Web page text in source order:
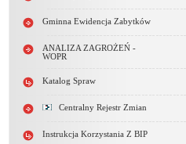
Gminna Ewidencja Zabytków
ANALIZA ZAGROŻEŃ -
WOPR
Katalog Spraw
Centralny Rejestr Zmian
Instrukcja Korzystania Z BIP